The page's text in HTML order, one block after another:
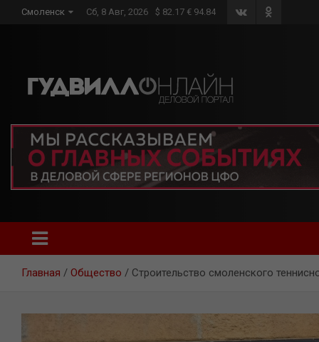
Смоленск Сб, 8 Авг, 2026 $ 82.17 € 94.84
Главная Общество Строительство смоленского